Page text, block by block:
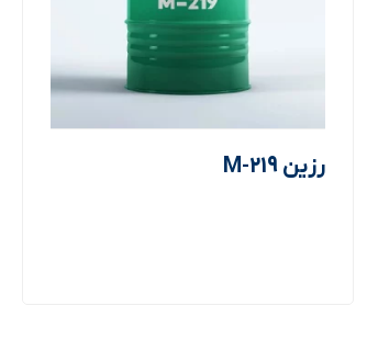
رزین M-219